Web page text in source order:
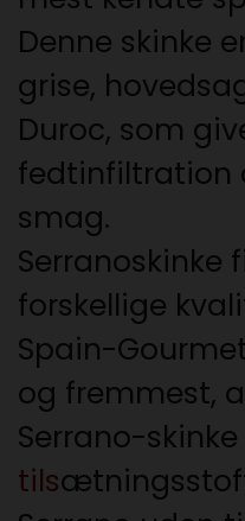
Denne skinke
grise,
Duroc, som
fedtinfiltration
smag.
Serranoskinke
forskellige
Spain-
og fremmest,
Serrano-skinke
tils